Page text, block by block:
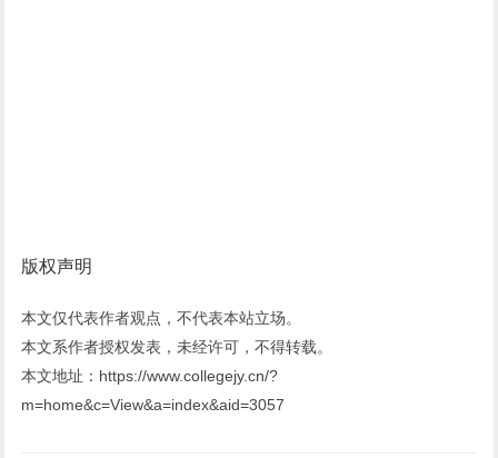
版权声明
本文仅代表作者观点，不代表本站立场。
本文系作者授权发表，未经许可，不得转载。
本文地址：https://www.collegejy.cn/?
m=home&c=View&a=index&aid=3057